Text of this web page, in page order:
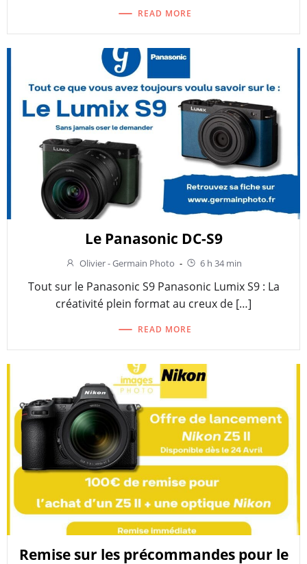
READ MORE
Le Panasonic DC-S9
Olivier - Germain Photo - 6 h 34 min
Tout sur le Panasonic S9 Panasonic Lumix S9 : La
créativité plein format au creux de […]
READ MORE
Remise sur les précommandes pour le